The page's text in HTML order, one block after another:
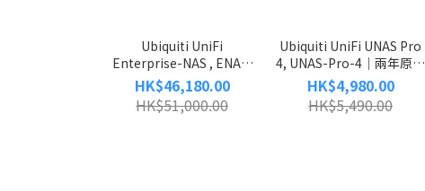
Ubiquiti UniFi
Enterprise-NAS , ENAS,
16Bays, 企業級 NAS,
Enterprise-NAS｜兩年香
港原廠保養｜全店免信用卡
HK$46,180.00
HK$51,000.00
Ubiquiti UniFi UNAS Pro
4, UNAS-Pro-4｜兩年原廠
保養（全店免信用卡手續
費）
HK$4,980.00
HK$5,490.00